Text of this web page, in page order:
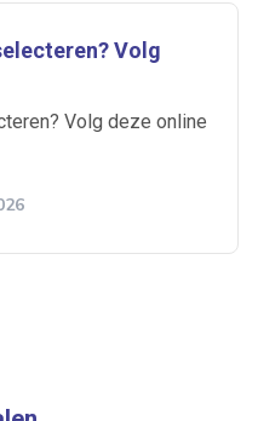
Volg
Volg deze online